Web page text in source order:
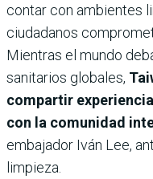
contar con ambientes
ciudadanos
Mientras el mundo
sanitarios globales,
compartir
con la comunidad
embajador Iván Lee,
limpieza.